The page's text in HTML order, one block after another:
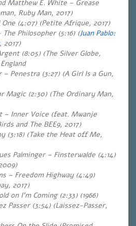
Matthew E. White – Grease
Ruby Man, 2017)
One (4:07) (Petite Afrique, 2017)
Philosopher (5:16) (Juan Pablo:
, 2017)
(8:05) (The Silver Globe,
– Penestra (3:27) (A Girl Is a Gun,
Magic (2:30) (The Ordinary Man,
– Inner Voice (feat. Mwanje
and The BEE9, 2017)
(3:18) (Take the Heat off Me,
Palminger – Finsterwalde (4:14)
– Freedom Highway (4:49)
2017)
on I’m Coming (2:33) (1966)
Passer (3:54) (Laissez-Passer,